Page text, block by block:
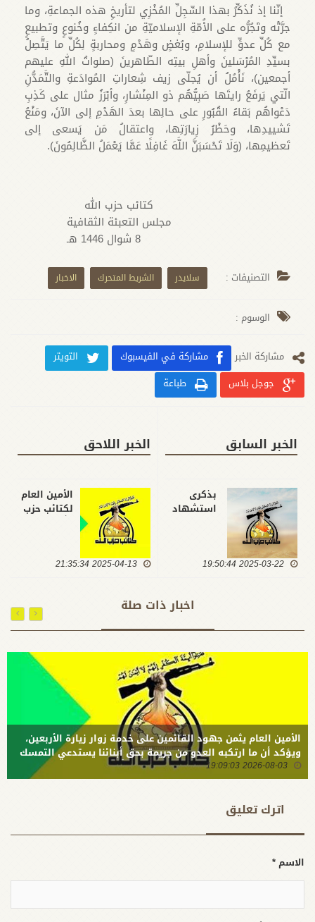
إنّنا إذ نُذَكِّرُ بهذا السِّجِلِّ المُخْزِي لتأريخِ هذه الجماعةِ، وما
جرَّتْه وتَجُرُّه على الأُمّةِ الإسلاميّةِ من انكِفاءٍ وخُنوعٍ وتطبيعٍ
مع كُلِّ عدوٍّ للإسلامِ، وبُغضٍ وهَدْمٍ ومحاربةٍ لِكُلِّ ما يَتَّصِلُ
بسيِّدِ المُرْسَلينَ وأهلِ بيتِه الطّاهرينَ (صلواتُ اللهِ عليهم
أجمعين)، نَأْمُلُ أن يُجلّى زيف شِعاراتِ المُوادَعةِ والتَّمَدُّنِ
الّتي يَرفَعُ رايتَها صَبِيُّهُم ذو المِنْشارِ، وأبْرَزُ مثال على كَذِبِ
دَعْواهُم بَقاءُ القُبُورِ على حالِها بعدَ الهَدْمِ إلى الآنَ، ومَنْعُ
تَشييدِها، وحَظْرُ زِيارَتِها، واعتقالُ مَن يَسعى إلى
تَعظيمِها، (وَلَا تَحْسَبَنَّ اللَّهَ غَافِلًا عَمَّا يَعْمَلُ الظَّالِمُونَ).
كتائب حزب الله
مجلس التعبئة الثقافية
8 شوال 1446 هـ
التصنيفات : سلايدر الشريط المتحرك الاخبار
الوسوم :
مشارکة الخبر مشاركة في الفيسبوك
التويتر
جوجل بلاس
طباعة
الخبر السابق
بذكرى
استشهاد
الله تؤكد
الأمة لجهاد
الإمام علي
في حركته
المقاومة
للظلم
2025-03-22 19:50:44
الخبر اللاحق
الأمين العام
لكتائب حزب
الاستعداد
بفاعلية كي
لا تضيع
حقوقهم
وحقوق
أهليهم
وبلدهم
2025-04-13 21:35:34
اخبار ذات صلة
الأمين العام يثمن جهود القائمين على خدمة زوار زيارة الأربعين،
ويؤكد أن ما ارتكبه العدو من جريمة بحق أبنائنا يستدعي التمسك
بالسلاح وتطويره لردع كل من يريد بنا شراً
2026-08-03 19:09:03
اترك تعلیق
الاسم *